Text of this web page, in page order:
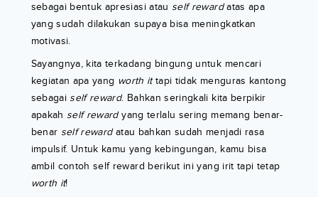
sebagai bentuk apresiasi atau self rewardatas apa
yang sudah dilakukan supaya bisa meningkatkan
motivasi.
Sayangnya, kita terkadang bingung untuk mencari
kegiatan apa yang worth ittapi tidak menguras kantong
sebagai self reward. Bahkan seringkali kita berpikir
apakah self rewardyang terlalu sering memang benar-
benar self rewardatau bahkan sudah menjadi rasa
impulsif. Untuk kamu yang kebingungan, kamu bisa
ambil contoh self reward berikut ini yang irit tapi tetap
worth it!